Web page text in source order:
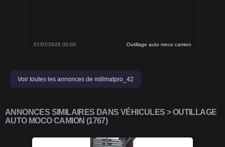
07/07/2026 00:00 Outillage auto moco camion
Voir toutes les annonces de millmatpro_42
ANNONCES SIMILAIRES DANS VÉHICULES > OUTILLAGE
AUTO MOCO CAMION (1767)